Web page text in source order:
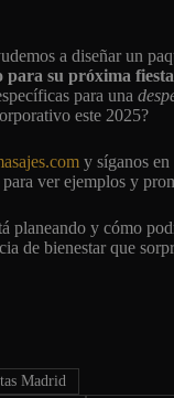
a diseñar un
para su próxima
para una
este 2025?
y síganos
ver ejemplos y
planeando y cómo
de bienestar que
Madrid